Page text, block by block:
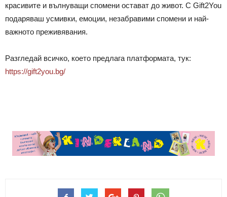
красивите и вълнуващи спомени остават до живот. С Gift2You
подаряваш усмивки, емоции, незабравими спомени и най-
важното преживявания.
Разгледай всичко, което предлага платформата, тук:
https://gift2you.bg/